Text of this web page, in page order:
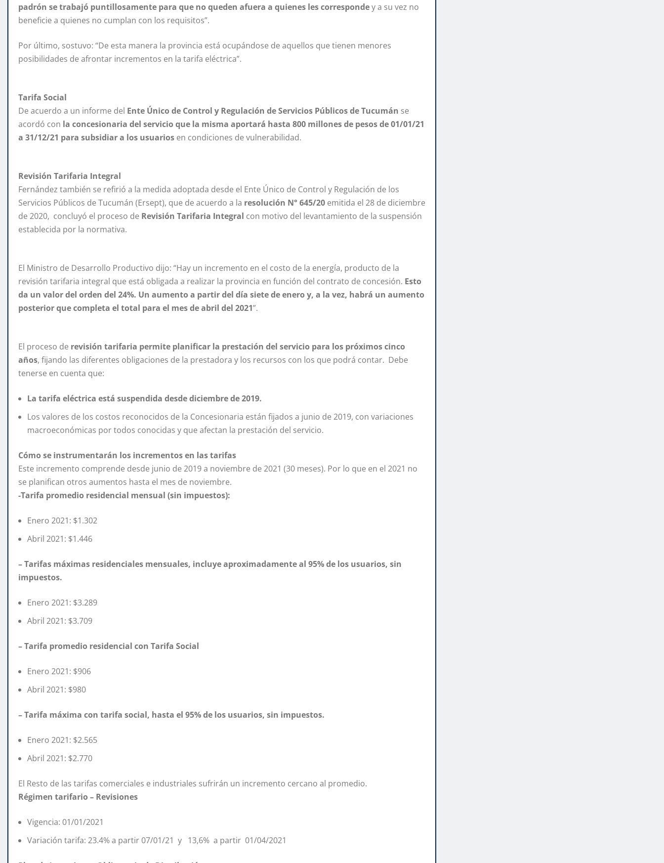
padrón se trabajó puntillosamente para que no queden afuera a quienes les correspondey a su vez no
beneficie a quienes no cumplan con los requisitos”.
Por último, sostuvo: “De esta manera la provincia está ocupándose de aquellos que tienen menores
posibilidades de afrontar incrementos en la tarifa eléctrica”.
Tarifa Social
De acuerdo a un informe del Ente Único de Control y Regulación de Servicios Públicos de Tucumán se
acordó con la concesionaria del servicio que la misma aportará hasta 800 millones de pesos de 01/01/21
a 31/12/21 para subsidiar a los usuarios en condiciones de vulnerabilidad.
Revisión Tarifaria Integral
Fernández también se refirió a la medida adoptada desde el Ente Único de Control y Regulación de los
Servicios Públicos de Tucumán (Ersept), que de acuerdo a la resolución N° 645/20 emitida el 28 de diciembre
de 2020, concluyó el proceso de Revisión Tarifaria Integral con motivo del levantamiento de la suspensión
establecida por la normativa.
El Ministro de Desarrollo Productivo dijo: “Hay un incremento en el costo de la energía, producto de la
revisión tarifaria integral que está obligada a realizar la provincia en función del contrato de concesión. Esto
da un valor del orden del 24%. Un aumento a partir del día siete de enero y, a la vez, habrá un aumento
posterior que completa el total para el mes de abril del 2021”.
El proceso de revisión tarifaria permite planificar la prestación del servicio para los próximos cinco
años, fijando las diferentes obligaciones de la prestadora y los recursos con los que podrá contar. Debe
tenerse en cuenta que:
La tarifa eléctrica está suspendida desde diciembre de 2019.
Los valores de los costos reconocidos de la Concesionaria están fijados a junio de 2019, con variaciones
macroeconómicas por todos conocidas y que afectan la prestación del servicio.
Cómo se instrumentarán los incrementos en las tarifas
Este incremento comprende desde junio de 2019 a noviembre de 2021 (30 meses). Por lo que en el 2021 no
se planifican otros aumentos hasta el mes de noviembre.
-Tarifa promedio residencial mensual (sin impuestos):
Enero 2021: $1.302
Abril 2021: $1.446
– Tarifas máximas residenciales mensuales, incluye aproximadamente al 95% de los usuarios, sin
impuestos.
Enero 2021: $3.289
Abril 2021: $3.709
– Tarifa promedio residencial con Tarifa Social
Enero 2021: $906
Abril 2021: $980
– Tarifa máxima con tarifa social, hasta el 95% de los usuarios, sin impuestos.
Enero 2021: $2.565
Abril 2021: $2.770
El Resto de las tarifas comerciales e industriales sufrirán un incremento cercano al promedio.
Régimen tarifario – Revisiones
Vigencia: 01/01/2021
Variación tarifa: 23.4% a partir 07/01/21 y 13,6% a partir 01/04/2021